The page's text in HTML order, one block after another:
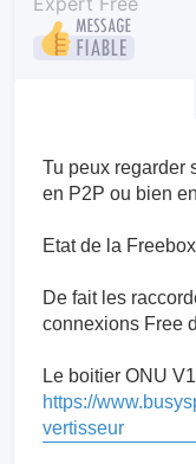
Tu peux regarder
en P2P ou bien
Etat de la
De fait les
connexions Free
Le boitier ONU
https://
vertisseur